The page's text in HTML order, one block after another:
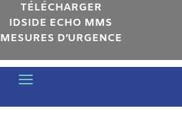
TÉLÉCHARGER
IDSIDE ECHO MMS
MESURES D’URGENCE